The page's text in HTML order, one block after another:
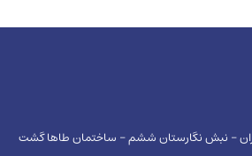
– نبش نگارستان ششم – ساختمان طاها گشت